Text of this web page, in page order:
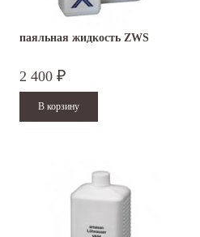
паяльная жидкость ZWS
2 400 ₽